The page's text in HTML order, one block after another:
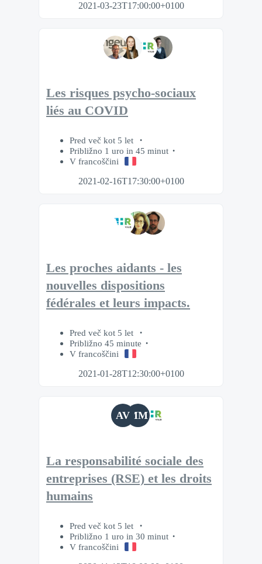
2021-03-23T17:00:00+0100
Les risques psycho-sociaux
liés au COVID
Pred več kot 5 let
Približno 1 uro in 45 minut
V francoščini
2021-02-16T17:30:00+0100
Les proches aidants - les
nouvelles dispositions
fédérales et leurs impacts.
Pred več kot 5 let
Približno 45 minute
V francoščini
2021-01-28T12:30:00+0100
AVMM
La responsabilité sociale des
entreprises (RSE) et les droits
humains
Pred več kot 5 let
Približno 1 uro in 30 minut
V francoščini